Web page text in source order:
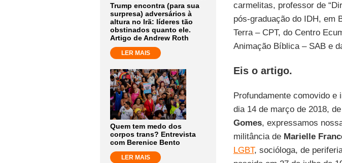
Trump encontra (para sua
surpresa) adversários à
altura no Irã: líderes tão
obstinados quanto ele.
Artigo de Andrew Roth
LER MAIS
Quem tem medo dos
corpos trans? Entrevista
com Berenice Bento
LER MAIS
carmelitas, professor de
pós-graduação do IDH, em
Terra – CPT, do Centro
Animação Bíblica – SAB e
Eis o artigo.
Profundamente comovido e
dia 14 de março de 2018, de
Gomes, expressamos
militância de Marielle
LGBT, socióloga, de